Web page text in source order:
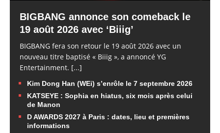
BIGBANG annonce son comeback le
19 août 2026 avec ‘Biiig’
BIGBANG fera son retour le 19 août 2026 avec un
nouveau titre baptisé « Biiig », a annoncé YG
Entertainment. [...]
Kim Dong Han (WEi) s’enrôle le 7 septembre 2026
KATSEYE : Sophia en hiatus, six mois après celui
de Manon
D AWARDS 2027 à Paris : dates, lieu et premières
informations